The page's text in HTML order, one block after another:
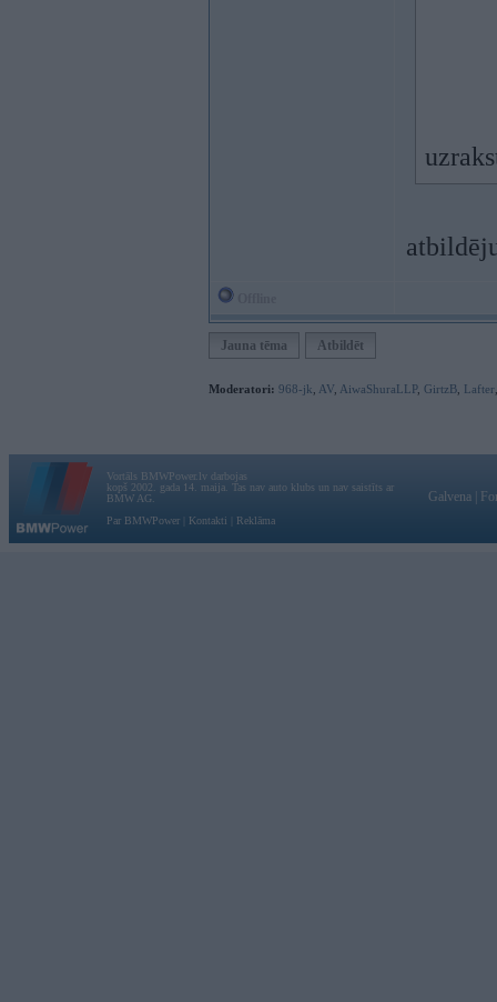
Jauna tēma Atbildēt
Moderatori: 968-jk AV AiwaShuraLLP, GirtzB Lafter
Vortāls BMWPower.lv darbojas
kopš 2002. gada 14. maija. Tas nav auto klubs un nav saistīts ar
BMW AG.
Par BMWPower
Kontakti Reklāma
Galvena